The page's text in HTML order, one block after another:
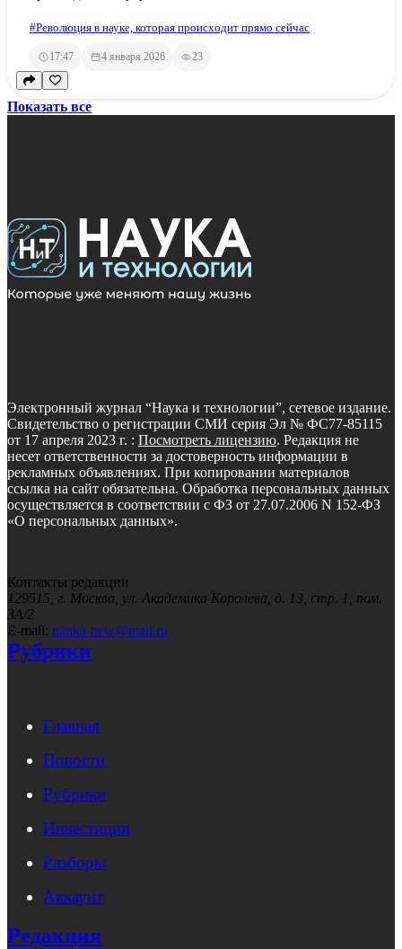
#Революция в науке, которая происходит прямо сейчас
17:47 4 января 2026 23
Показать все
Электронный журнал “Наука и технологии”, сетевое издание.
Свидетельство о регистрации СМИ серия Эл № ФС77-85115
от 17 апреля 2023 г. : Посмотреть лицензию. Редакция не
несет ответственности за достоверность информации в
рекламных объявлениях. При копировании материалов
ссылка на сайт обязательна. Обработка персональных данных
осуществляется в соответствии с ФЗ от 27.07.2006 N 152-ФЗ
«О персональных данных».
Контакты редакции
129515, г. Москва, ул. Академика Королева, д. 13, стр. 1, пом.
3А/2
E-mail: nauka-new@mail.ru
Рубрики
Главная
Новости
Рубрики
Инвестиции
Разборы
Аккаунт
Редакция